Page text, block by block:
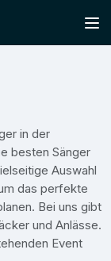
in der
besten Sänger
Auswahl
das perfekte
Bei uns gibt
und Anlässe.
Event